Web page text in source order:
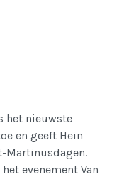
het nieuwste
en geeft Hein
Martinusdagen.
evenement Van